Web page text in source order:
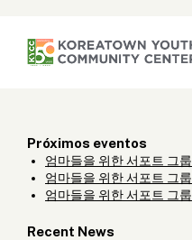
Próximos eventos
엄마들을 위한 서포트 그룹
엄마들을 위한 서포트 그룹
엄마들을 위한 서포트 그룹
Recent News